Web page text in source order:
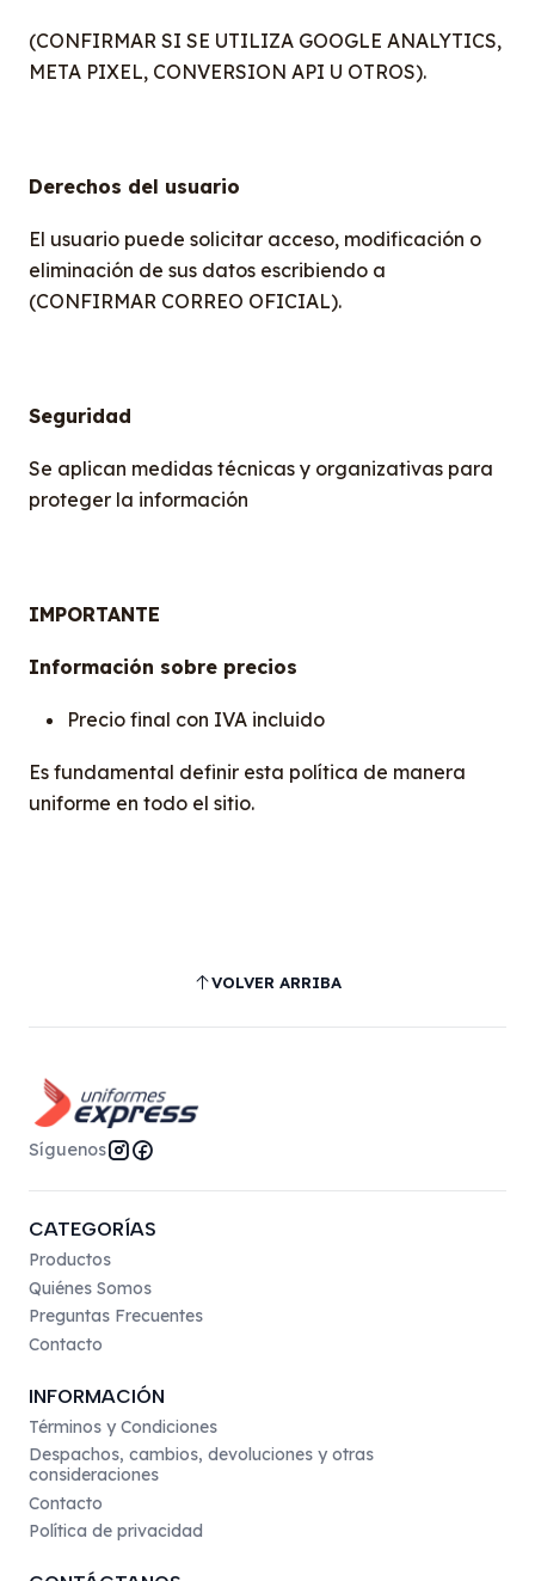
(CONFIRMAR SI SE UTILIZA GOOGLE ANALYTICS,
META PIXEL, CONVERSION API U OTROS).
Derechos del usuario
El usuario puede solicitar acceso, modificación o
eliminación de sus datos escribiendo a
(CONFIRMAR CORREO OFICIAL).
Seguridad
Se aplican medidas técnicas y organizativas para
proteger la información
IMPORTANTE
Información sobre precios
Precio final con IVA incluido
Es fundamental definir esta política de manera
uniforme en todo el sitio.
VOLVER ARRIBA
Síguenos
CATEGORÍAS
Productos
Quiénes Somos
Preguntas Frecuentes
Contacto
INFORMACIÓN
Términos y Condiciones
Despachos, cambios, devoluciones y otras
consideraciones
Contacto
Política de privacidad